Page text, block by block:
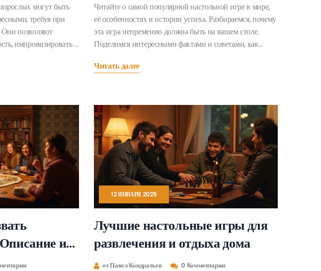
могут быть
требуя при
позволяют
импровизировать и
требуют совсем
усилий и затрат.
Читайте о самой популярной настольной игре в мире,
её особенностях и истории успеха. Разбираемся, почему
эта игра непременно должна быть на вашем столе.
Поделимся интересными фактами и советами, как
как для новичков, так и для опытных игроков.
Читать далее
и
12 ЯНВАРЯ 2025
Лучшие настольные игры для
развлечения и отдыха дома
от Павел Кондратьев 0 Комментарии